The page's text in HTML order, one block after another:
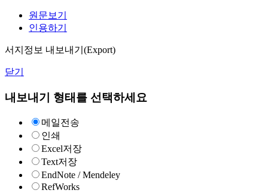
원문보기
인용하기
서지정보 내보내기(Export)
닫기
내보내기 형태를 선택하세요
메일전송
인쇄
Excel저장
Text저장
EndNote / Mendeley
RefWorks